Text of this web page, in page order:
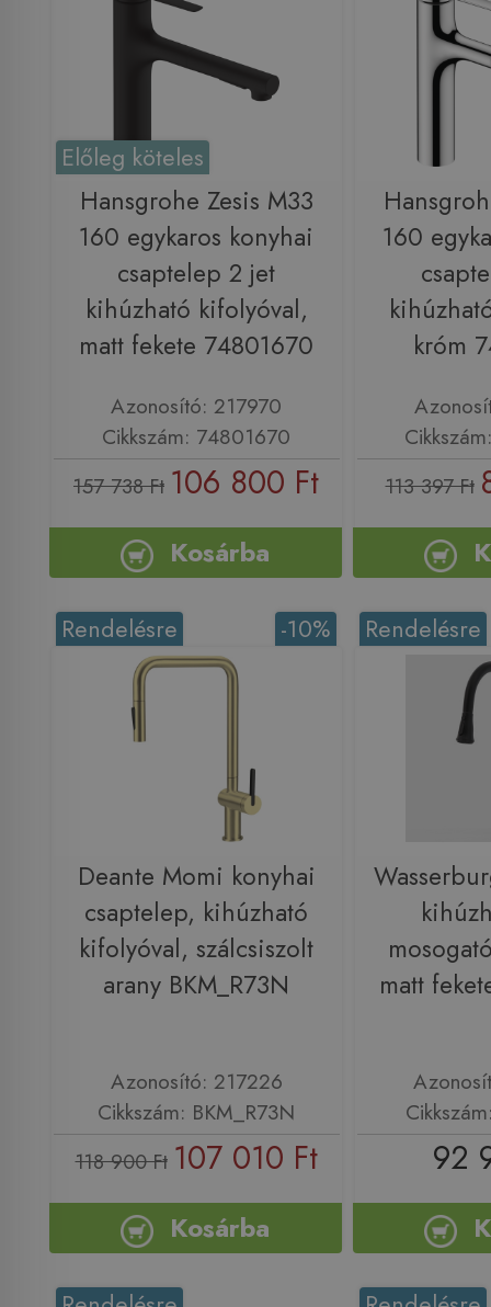
Előleg köteles
Hansgrohe Zesis M33
160 egykaros konyhai
csaptelep 2 jet
kihúzható kifolyóval,
matt fekete 74801670
Azonosító: 217970
Cikkszám: 74801670
157 738 Ft 106 800 Ft
Kosárba
160
króm
113 397 Ft
-10%
Rendelésre
Deante Momi konyhai
csaptelep, kihúzható
kifolyóval, szálcsiszolt
arany BKM_R73N
Azonosító: 217226
Cikkszám: BKM_R73N
118 900 Ft 107 010 Ft
Kosárba
Rendelésre
matt
92